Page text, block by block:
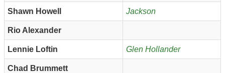
Shawn Howell Jackson
Rio Alexander
Lennie Loftin Glen Hollander
Chad Brummett